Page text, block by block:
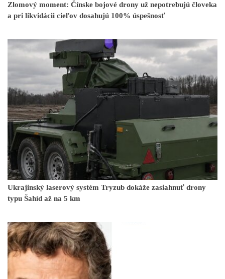
Zlomový moment: Čínske bojové drony už nepotrebujú človeka
a pri likvidácii cieľov dosahujú 100% úspešnosť
Ukrajinský laserový systém Tryzub dokáže zasiahnuť drony
typu Šahíd až na 5 km